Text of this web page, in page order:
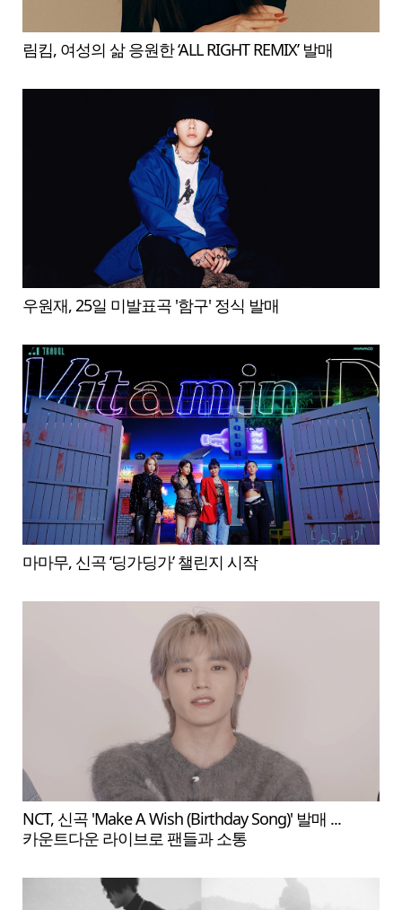
림킴, 여성의 삶 응원한 ‘ALL RIGHT REMIX’ 발매
우원재, 25일 미발표곡 '함구' 정식 발매
마마무, 신곡 ‘딩가딩가’ 챌린지 시작
NCT, 신곡 'Make A Wish (Birthday Song)' 발매 ...
카운트다운 라이브로 팬들과 소통